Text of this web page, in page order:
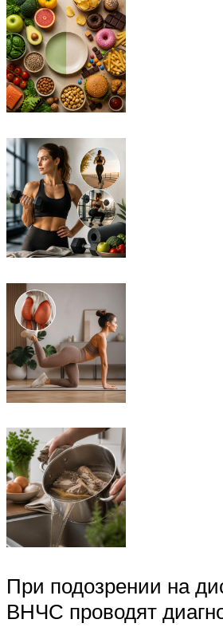
При подозрении на
ВНЧС проводят